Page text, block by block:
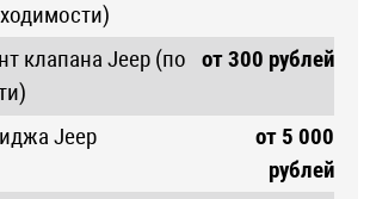
клапана Jeep (по
от 300 рублей
Jeep
от 5 000
рублей